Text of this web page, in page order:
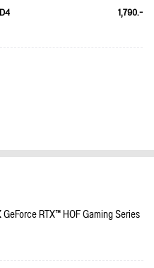
1,790.-
RTX™ HOF Gaming Series